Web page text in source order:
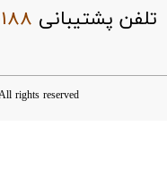
rights reserved